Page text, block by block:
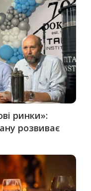
ринки»:
розвиває